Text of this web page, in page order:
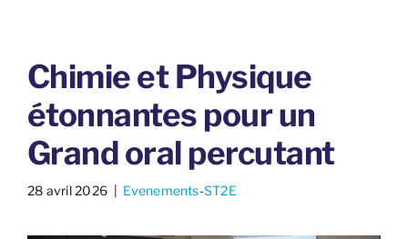
Chimie et Physique
étonnantes pour un
Grand oral percutant
28 avril 2026 Evenements-ST2E